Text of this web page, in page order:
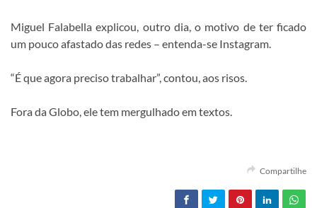
Miguel Falabella explicou, outro dia, o motivo de ter ficado
um pouco afastado das redes – entenda-se Instagram.
“É que agora preciso trabalhar”, contou, aos risos.
Fora da Globo, ele tem mergulhado em textos.
Compartilhe